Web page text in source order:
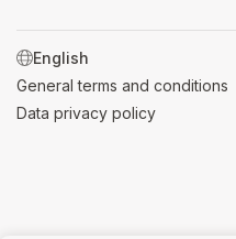
SWITCH LANGUAGE
General terms and conditions
Data privacy policy